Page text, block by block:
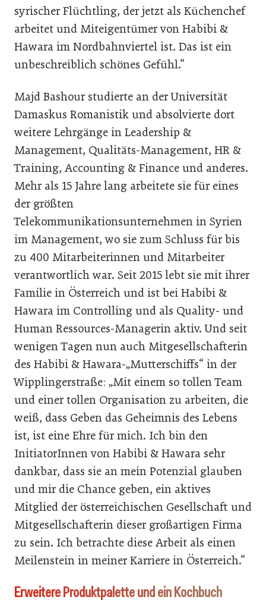
syrischer Flüchtling, der jetzt als Küchenchef
arbeitet und Miteigentümer von Habibi &
Hawara im Nordbahnviertel ist. Das ist ein
unbeschreiblich schönes Gefühl.“
Majd Bashour studierte an der Universität
Damaskus Romanistik und absolvierte dort
weitere Lehrgänge in Leadership &
Management, Qualitäts-Management, HR &
Training, Accounting & Finance und anderes.
Mehr als 15 Jahre lang arbeitete sie für eines
der größten
Telekommunikationsunternehmen in Syrien
im Management, wo sie zum Schluss für bis
zu 400 Mitarbeiterinnen und Mitarbeiter
verantwortlich war. Seit 2015 lebt sie mit ihrer
Familie in Österreich und ist bei Habibi &
Hawara im Controlling und als Quality- und
Human Ressources-Managerin aktiv. Und seit
wenigen Tagen nun auch Mitgesellschafterin
des Habibi & Hawara-„Mutterschiffs“ in der
Wipplingerstraße: „Mit einem so tollen Team
und einer tollen Organisation zu arbeiten, die
weiß, dass Geben das Geheimnis des Lebens
ist, ist eine Ehre für mich. Ich bin den
InitiatorInnen von Habibi & Hawara sehr
dankbar, dass sie an mein Potenzial glauben
und mir die Chance geben, ein aktives
Mitglied der österreichischen Gesellschaft und
Mitgesellschafterin dieser großartigen Firma
zu sein. Ich betrachte diese Arbeit als einen
Meilenstein in meiner Karriere in Österreich.“
Erweitere Produktpalette und ein Kochbuch